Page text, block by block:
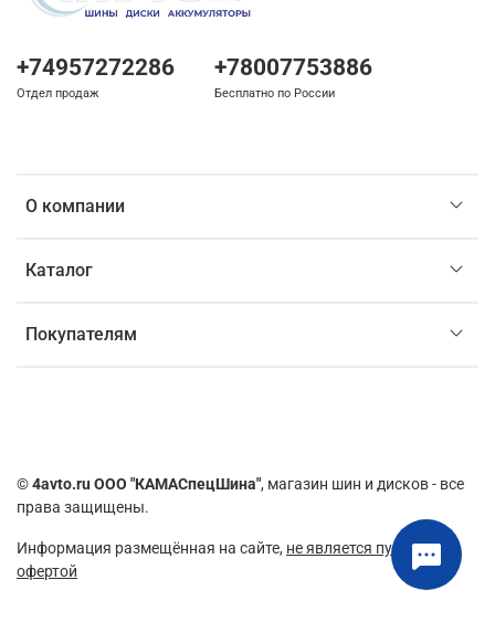
О компании
Каталог
Покупателям
+74957272286
Отдел продаж
+78007753886
Бесплатно по России
©4avto.ru ООО "КАМАСпецШина", магазин шин и дисков - все
права защищены.
Информация размещённая на сайте, не является публичной
офертой